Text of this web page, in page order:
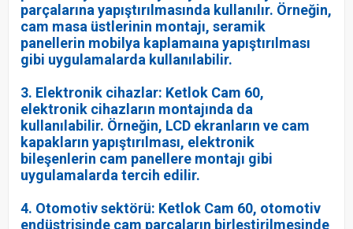
parçalarına yapıştırılmasında kullanılır. Örneğin,
cam masa üstlerinin montajı, seramik
panellerin mobilya kaplamaına yapıştırılması
gibi uygulamalarda kullanılabilir.
3. Elektronik cihazlar: Ketlok Cam 60,
elektronik cihazların montajında da
kullanılabilir. Örneğin, LCD ekranların ve cam
kapakların yapıştırılması, elektronik
bileşenlerin cam panellere montajı gibi
uygulamalarda tercih edilir.
4. Otomotiv sektörü: Ketlok Cam 60, otomotiv
endüstrisinde cam parçaların birleştirilmesinde